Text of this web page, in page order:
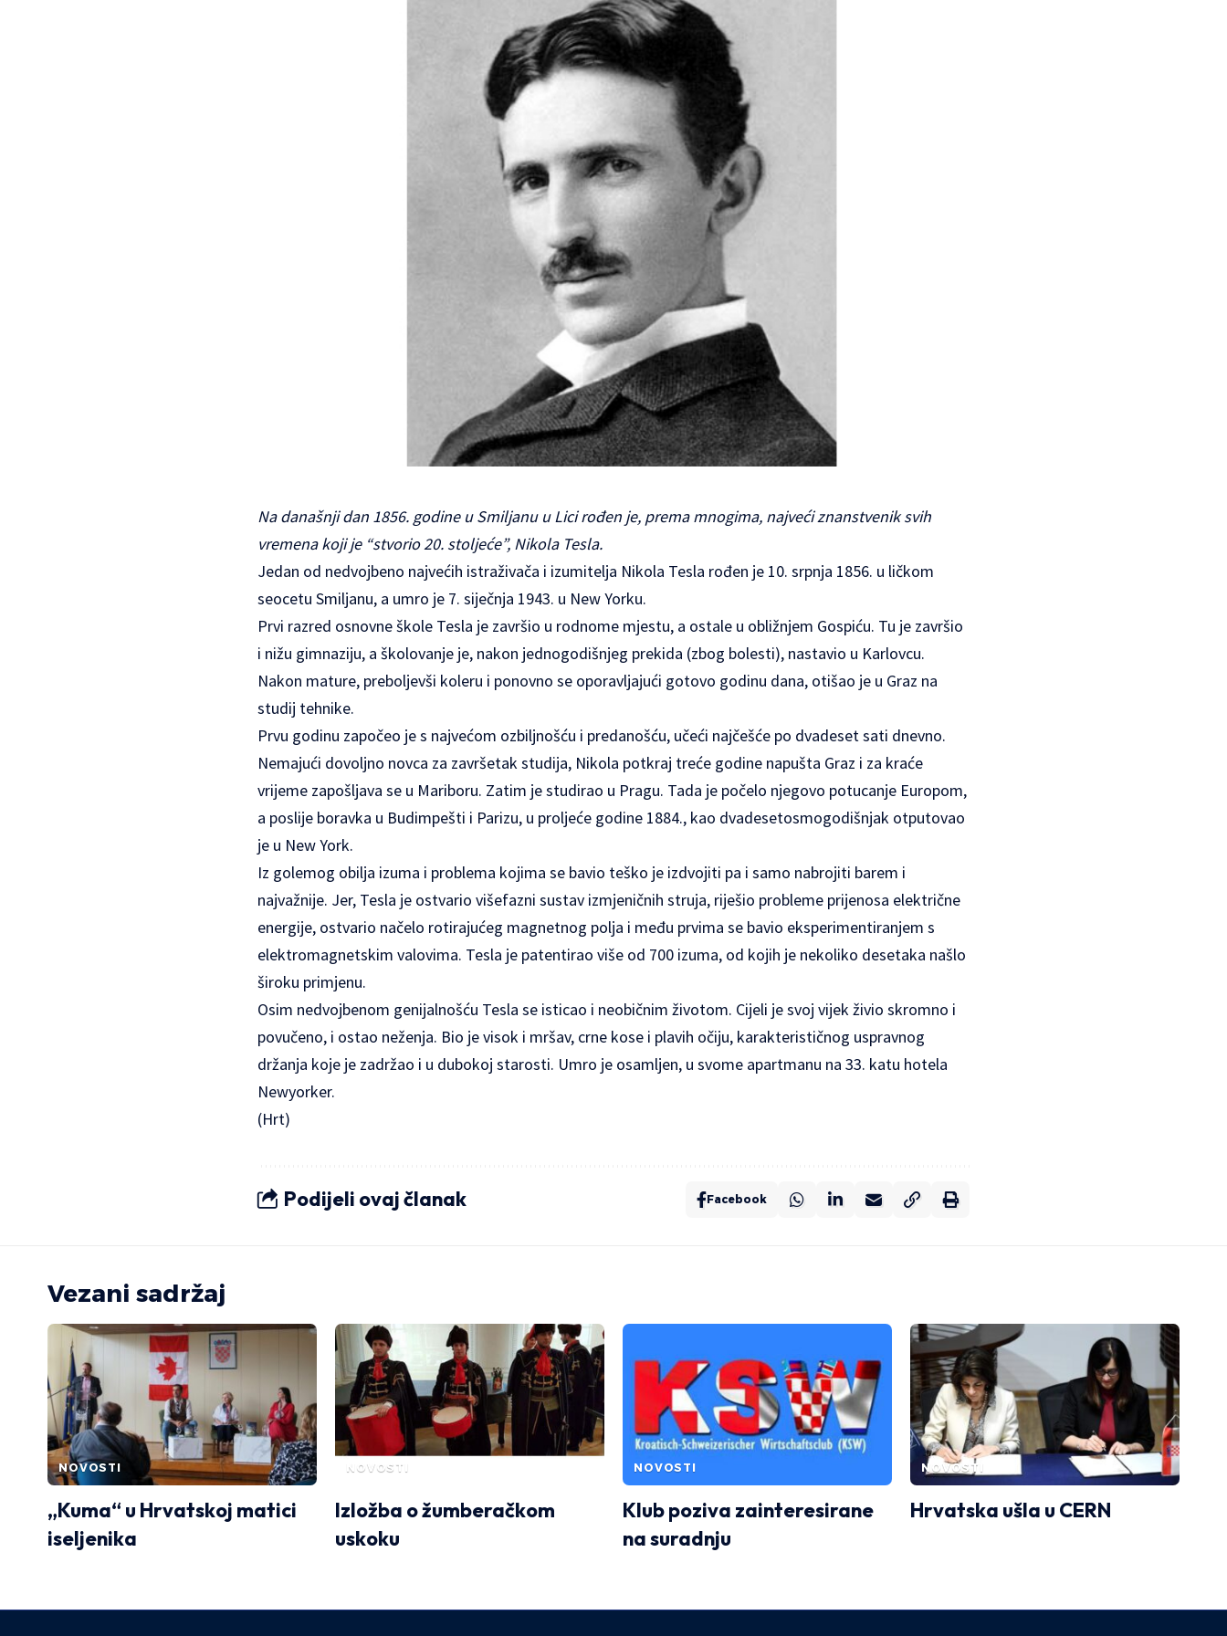
Na današnji dan 1856. godine u Smiljanu u Lici rođen je, prema mnogima, najveći znanstvenik svih
vremena koji je “stvorio 20. stoljeće”, Nikola Tesla.
Jedan od nedvojbeno najvećih istraživača i izumitelja Nikola Tesla rođen je 10. srpnja 1856. u ličkom
seocetu Smiljanu, a umro je 7. siječnja 1943. u New Yorku.
Prvi razred osnovne škole Tesla je završio u rodnome mjestu, a ostale u obližnjem Gospiću. Tu je završio
i nižu gimnaziju, a školovanje je, nakon jednogodišnjeg prekida (zbog bolesti), nastavio u Karlovcu.
Nakon mature, preboljevši koleru i ponovno se oporavljajući gotovo godinu dana, otišao je u Graz na
studij tehnike.
Prvu godinu započeo je s najvećom ozbiljnošću i predanošću, učeći najčešće po dvadeset sati dnevno.
Nemajući dovoljno novca za završetak studija, Nikola potkraj treće godine napušta Graz i za kraće
vrijeme zapošljava se u Mariboru. Zatim je studirao u Pragu. Tada je počelo njegovo potucanje Europom,
a poslije boravka u Budimpešti i Parizu, u proljeće godine 1884., kao dvadesetosmogodišnjak otputovao
je u New York.
Iz golemog obilja izuma i problema kojima se bavio teško je izdvojiti pa i samo nabrojiti barem i
najvažnije. Jer, Tesla je ostvario višefazni sustav izmjeničnih struja, riješio probleme prijenosa električne
energije, ostvario načelo rotirajućeg magnetnog polja i među prvima se bavio eksperimentiranjem s
elektromagnetskim valovima. Tesla je patentirao više od 700 izuma, od kojih je nekoliko desetaka našlo
široku primjenu.
Osim nedvojbenom genijalnošću Tesla se isticao i neobičnim životom. Cijeli je svoj vijek živio skromno i
povučeno, i ostao neženja. Bio je visok i mršav, crne kose i plavih očiju, karakterističnog uspravnog
držanja koje je zadržao i u dubokoj starosti. Umro je osamljen, u svome apartmanu na 33. katu hotela
Newyorker.
(Hrt)
Podijeli ovaj članak Facebook
Vezani sadržaj
NOVOSTI
„Kuma“ u Hrvatskoj matici
iseljenika
NOVOSTI
Izložba o žumberačkom
uskoku
NOVOSTI
Klub poziva zainteresirane
na suradnju
NOVOSTI
Hrvatska ušla u CERN